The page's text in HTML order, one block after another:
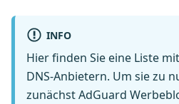
INFO
Hier finden Sie eine Liste
DNS-Anbietern. Um sie zu
zunächst AdGuard